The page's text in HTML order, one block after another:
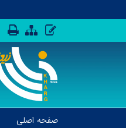
صفحه اصلی